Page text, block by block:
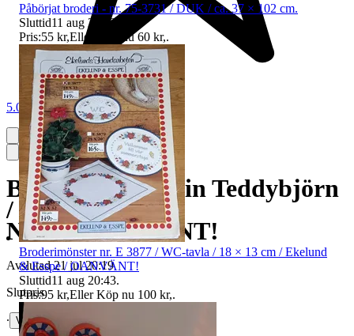
5.0
Broderikit Permin Teddybjörn
/ set på 3 st /
NYTT/OANVÄNT!
Avslutad 21 jul 20:19
Slutpris
∙ Visa bud
Påbörjat broderi - nr. 75-3731 / DUK / ca. 37 × 102 cm.
Sluttid11 aug 20:43
Pris:55 kr,Eller Köp nu 60 kr,.
Broderimönster nr. E 3877 / WC-tavla / 18 × 13 cm / Ekelund
& Esspe / OANVÄNT!
Sluttid11 aug 20:43.
Pris:95 kr,Eller Köp nu 100 kr,.